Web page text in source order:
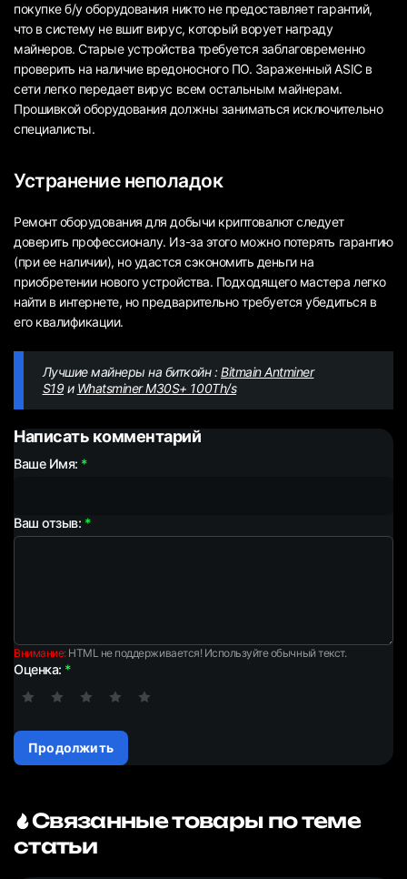
покупке б/у оборудования никто не предоставляет гарантий,
что в систему не вшит вирус, который ворует награду
майнеров. Старые устройства требуется заблаговременно
проверить на наличие вредоносного ПО. Зараженный ASIC в
сети легко передает вирус всем остальным майнерам.
Прошивкой оборудования должны заниматься исключительно
специалисты.
Устранение неполадок
Ремонт оборудования для добычи криптовалют следует
доверить профессионалу. Из-за этого можно потерять гарантию
(при ее наличии), но удастся сэкономить деньги на
приобретении нового устройства. Подходящего мастера легко
найти в интернете, но предварительно требуется убедиться в
его квалификации.
Лучшие майнеры на биткойн :Bitmain Antminer
S19и Whatsminer M30S+ 100Th/s
Написать комментарий
Ваше Имя:
Ваш отзыв:
Внимание:HTML не поддерживается! Используйте обычный текст.
Оценка:
Продолжить
Связанные товары по теме
статьи